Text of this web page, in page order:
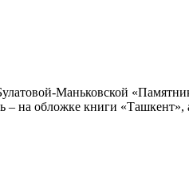
Маньковской
на обложке книги